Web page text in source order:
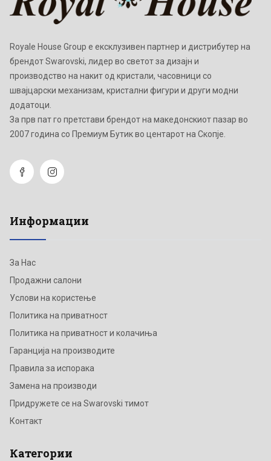
Royale House Group е ексклузивен партнер и дистрибутер на
брендот Swarovski, лидер во светот за дизајн и
производство на накит од кристали, часовници со
швајцарски механизам, кристални фигури и други модни
додатоци.
Зa прв пат го претстави брендот на македонскиот пазар во
2007 година со Премиум Бутик во центарот на Скопје.
Информации
За Нас
Продажни салони
Услови на користење
Политика на приватност
Политика на приватност и колачиња
Гаранција на производите
Правила за испорака
Замена на производи
Придружете се на Swarovski тимот
Контакт
Категории